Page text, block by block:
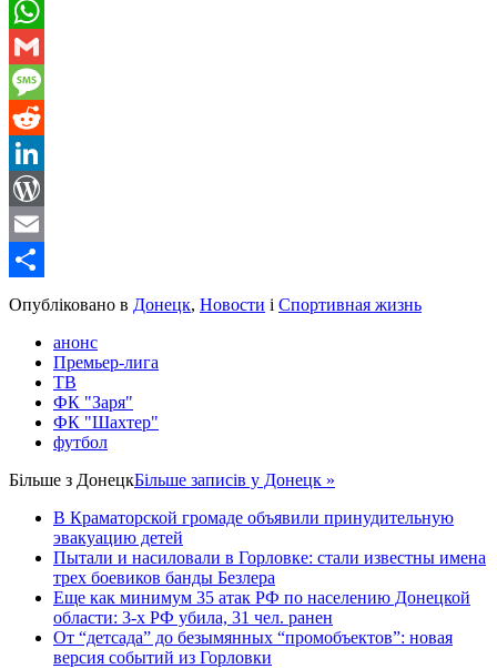
Telegram
WhatsApp
Gmail
Message
Reddit
LinkedIn
WordPress
Email
Share
Опубліковано в Донецк, Новости і Спортивная жизнь
анонс
Премьер-лига
ТВ
ФК "Заря"
ФК "Шахтер"
футбол
Більше з ДонецкБільше записів у Донецк »
В Краматорской громаде объявили принудительную
эвакуацию детей
Пытали и насиловали в Горловке: стали известны имена
трех боевиков банды Безлера
Еще как минимум 35 атак РФ по населению Донецкой
области: 3-х РФ убила, 31 чел. ранен
От “детсада” до безымянных “промобъектов”: новая
версия событий из Горловки